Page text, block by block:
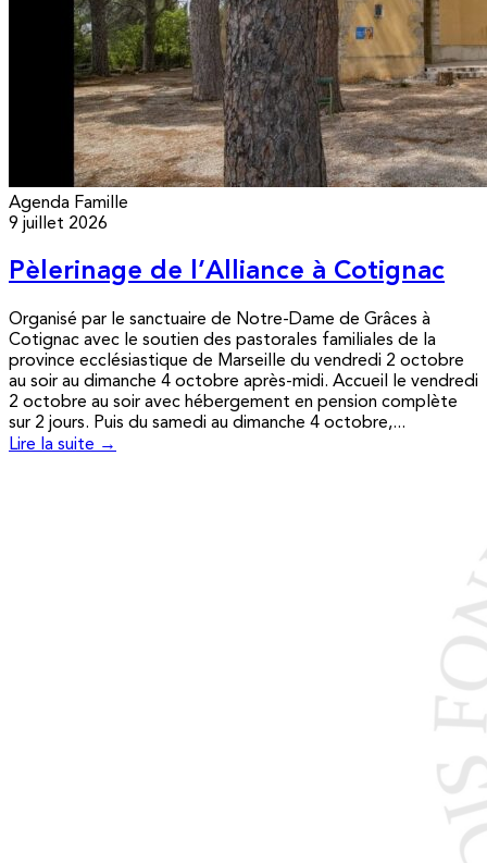
Agenda Famille
9 juillet 2026
Pèlerinage de l’Alliance à Cotignac
Organisé par le sanctuaire de Notre-Dame de Grâces à
Cotignac avec le soutien des pastorales familiales de la
province ecclésiastique de Marseille du vendredi 2 octobre
au soir au dimanche 4 octobre après-midi. Accueil le vendredi
2 octobre au soir avec hébergement en pension complète
sur 2 jours. Puis du samedi au dimanche 4 octobre,...
Lire la suite →